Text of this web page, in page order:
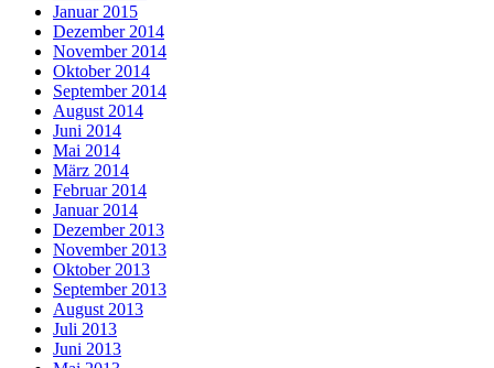
Januar 2015
Dezember 2014
November 2014
Oktober 2014
September 2014
August 2014
Juni 2014
Mai 2014
März 2014
Februar 2014
Januar 2014
Dezember 2013
November 2013
Oktober 2013
September 2013
August 2013
Juli 2013
Juni 2013